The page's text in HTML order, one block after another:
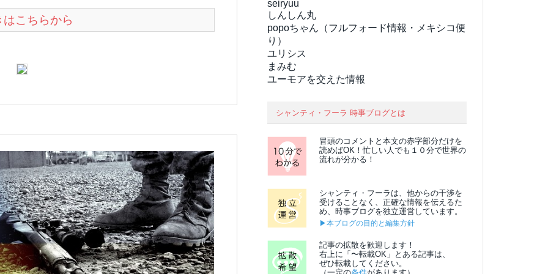
はこちらから
seiryuu
しんしん丸
popoちゃん（フルフォード情報・メキシコ便
り）
ユリシス
まみむ
ユーモアを交えた情報
シャンティ・フーラ 時事ブログとは
冒頭のコメントと本文の赤字部分だけを
読めばOK！忙しい人でも１０分で世界の
流れが分かる！
シャンティ・フーラは、他からの干渉を
受けることなく、正確な情報を伝えるた
め、時事ブログを独立運営しています。
▶本ブログの目的と編集方針
記事の拡散を歓迎します！
右上に「〜転載OK」とある記事は、
ぜひ転載してください。